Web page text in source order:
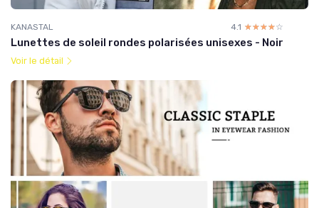
KANASTAL 4.1 ☆☆☆☆☆
★★★★★
Lunettes de soleil rondes polarisées unisexes - Noir
Voir le détail